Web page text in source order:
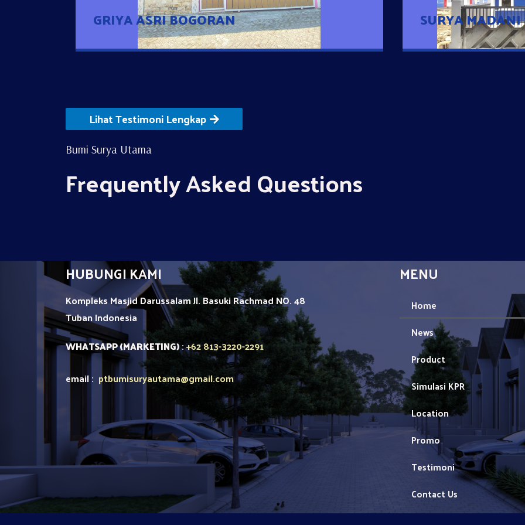
GRIYA ASRI BOGORAN SURYA
Lihat Testimoni Lengkap
Bumi Surya Utama
Frequently Asked Questions
HUBUNGI KAMI
Kompleks Masjid Darussalam Jl. Basuki Rachmad NO. 48
TubanIndonesia
WHATSAPP (MARKETING):+62 813-3220-2291
email : ptbumisuryautama@gmail.com
MENU
Home
News
Product
Simulasi KPR
Location
Promo
Testimoni
Contact Us